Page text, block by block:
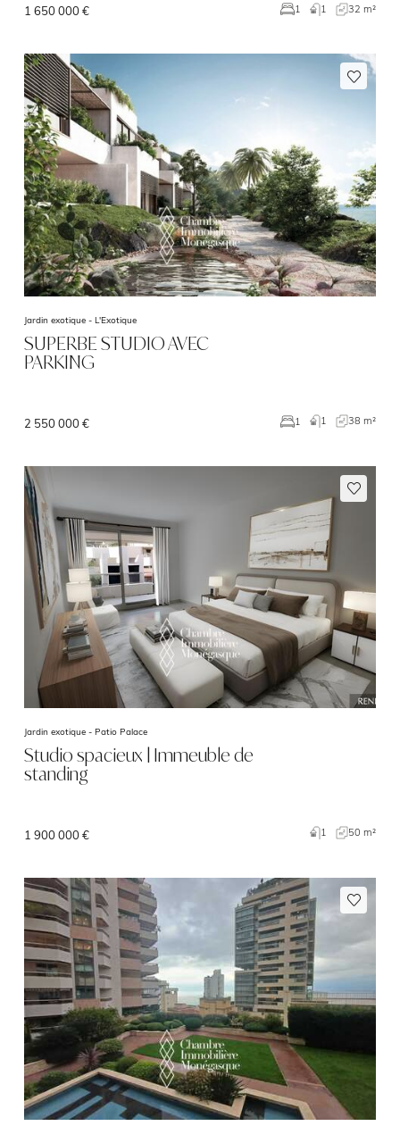
1 650 000 € 1 1 32 m²
Jardin exotique - L'Exotique
SUPERBE STUDIO AVEC
PARKING
2 550 000 € 1 1 38 m²
Jardin exotique - Patio Palace
Studio spacieux | Immeuble de
standing
1 900 000 € 1 50 m²